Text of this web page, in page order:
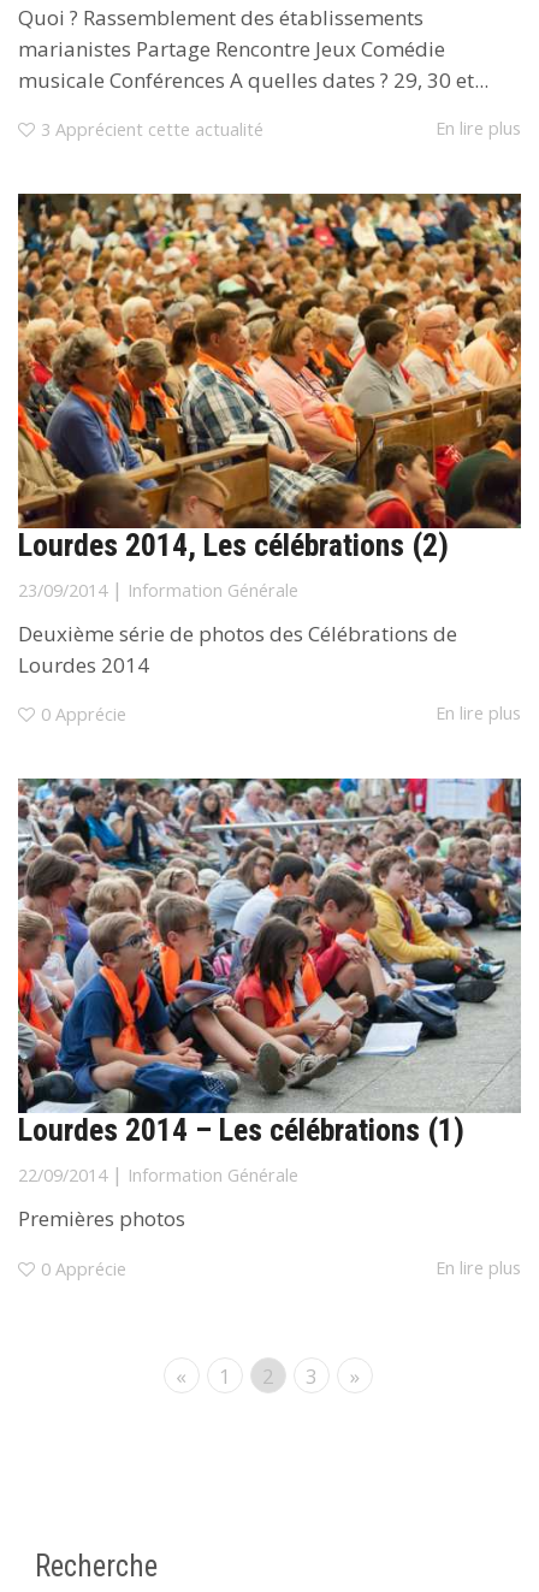
Quoi ? Rassemblement des établissements
marianistes Partage Rencontre Jeux Comédie
musicale Conférences A quelles dates ? 29, 30 et...
3 Apprécient cette actualité En lire plus
Lourdes 2014, Les célébrations (2)
23/09/2014| Information Générale
Deuxième série de photos des Célébrations de
Lourdes 2014
0 Apprécie En lire plus
Lourdes 2014 – Les célébrations (1)
22/09/2014| Information Générale
Premières photos
0 Apprécie En lire plus
« 1 2 3 »
Recherche